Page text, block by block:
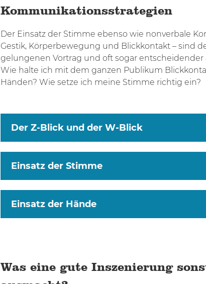
Kommunikationsstrategien
Der Einsatz der Stimme ebenso wie nonverbale
Gestik, Körperbewegung und Blickkontakt – sind
gelungenen Vortrag und oft sogar entscheidender
Wie halte ich mit dem ganzen Publikum
Händen? Wie setze ich meine Stimme richtig ein?
Der Z-Blick und der W-Blick
Einsatz der Stimme
Einsatz der Hände
Was eine gute Inszenierung